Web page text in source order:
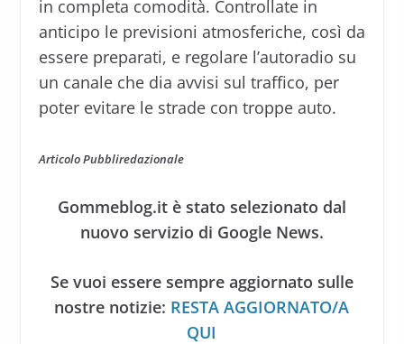
in completa comodità. Controllate in
anticipo le previsioni atmosferiche, così da
essere preparati, e regolare l’autoradio su
un canale che dia avvisi sul traffico, per
poter evitare le strade con troppe auto.
Articolo Pubbliredazionale
Gommeblog.it è stato selezionato dal
nuovo servizio di Google News.
Se vuoi essere sempre aggiornato sulle
nostre notizie: RESTA AGGIORNATO/A
QUI